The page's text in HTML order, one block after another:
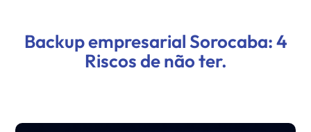
Backup empresarial Sorocaba: 4
Riscos de não ter.